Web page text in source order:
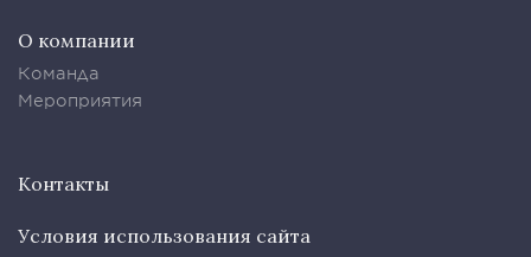
О компании
Команда
Мероприятия
Контакты
Условия использования сайта